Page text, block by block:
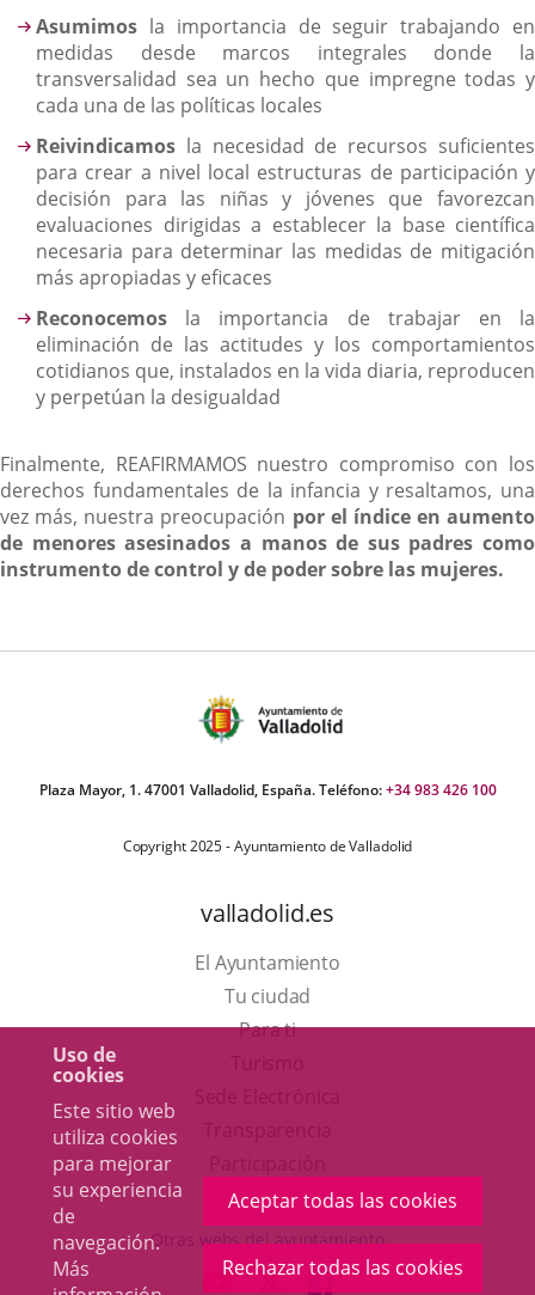
Uso de
cookies
Este sitio web
utiliza cookies
para mejorar
su experiencia
de
navegación.
Más
Aceptar todas las cookies
Rechazar todas las cookies
Asumimos la importancia de seguir trabajando en
medidas desde marcos integrales donde la
transversalidad sea un hecho que impregne todas y
cada una de las políticas locales
Reivindicamos la necesidad de recursos suficientes
para crear a nivel local estructuras de participación y
decisión para las niñas y jóvenes que favorezcan
evaluaciones dirigidas a establecer la base científica
necesaria para determinar las medidas de mitigación
más apropiadas y eficaces
Reconocemos la importancia de trabajar en la
eliminación de las actitudes y los comportamientos
cotidianos que, instalados en la vida diaria, reproducen
y perpetúan la desigualdad
Finalmente, REAFIRMAMOS nuestro compromiso con los
derechos fundamentales de la infancia y resaltamos, una
vez más, nuestra preocupación por el índice en aumento
de menores asesinados a manos de sus padres como
instrumento de control y de poder sobre las mujeres.
Plaza Mayor, 1. 47001 Valladolid, España. Teléfono:+34 983 426 100
Copyright 2025 - Ayuntamiento de Valladolid
valladolid.es
El Ayuntamiento
Tu ciudad
Para ti
en
una
ventana
aplicación
externa.
Otras webs del ayuntamiento
ENLACEENLACEENLACE